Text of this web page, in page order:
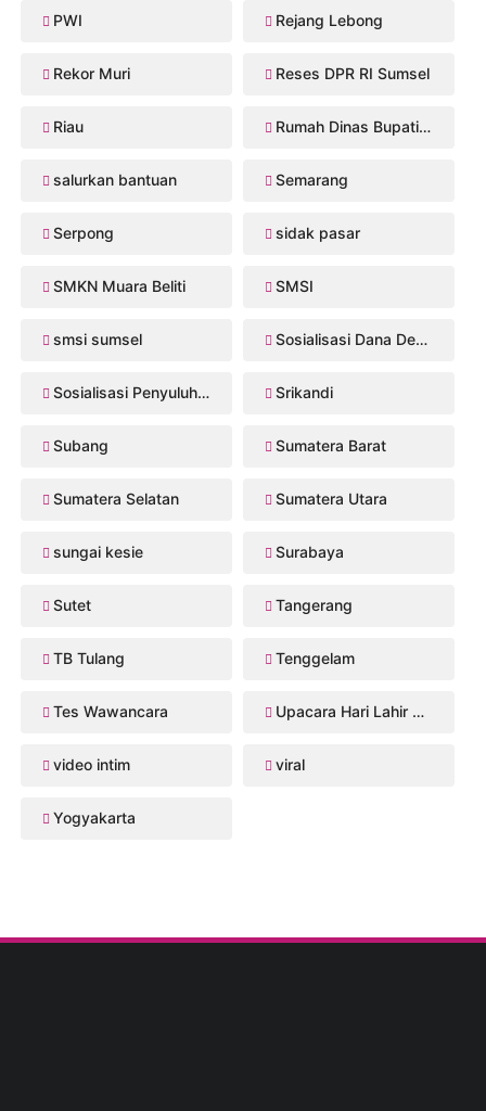
PWI Rejang Lebong
Rekor Muri Reses DPR RI Sumsel
Riau Rumah Dinas Bupati Musi Rawas
salurkan bantuan Semarang
Serpong sidak pasar
SMKN Muara Beliti SMSI
smsi sumsel Sosialisasi Dana Desa 2026
Sosialisasi Penyuluhan Hukum Srikandi
Subang Sumatera Barat
Sumatera Selatan Sumatera Utara
sungai kesie Surabaya
Sutet Tangerang
TB Tulang Tenggelam
Tes Wawancara Upacara Hari Lahir Pancasila
video intim viral
Yogyakarta